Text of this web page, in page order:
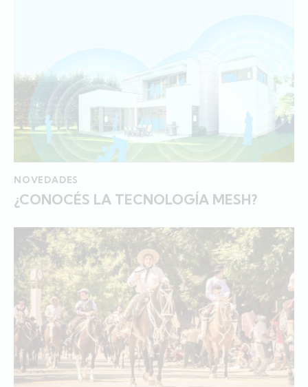
NOVEDADES
¿CONOCÉS LA TECNOLOGÍA MESH?